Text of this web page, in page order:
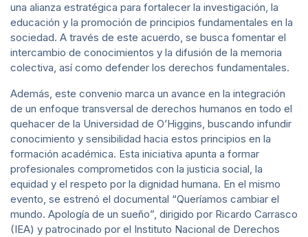
una alianza estratégica para fortalecer la investigación, la
educación y la promoción de principios fundamentales en la
sociedad. A través de este acuerdo, se busca fomentar el
intercambio de conocimientos y la difusión de la memoria
colectiva, así como defender los derechos fundamentales.
Además, este convenio marca un avance en la integración
de un enfoque transversal de derechos humanos en todo el
quehacer de la Universidad de O’Higgins, buscando infundir
conocimiento y sensibilidad hacia estos principios en la
formación académica. Esta iniciativa apunta a formar
profesionales comprometidos con la justicia social, la
equidad y el respeto por la dignidad humana. En el mismo
evento, se estrenó el documental “Queríamos cambiar el
mundo. Apología de un sueño”, dirigido por Ricardo Carrasco
(IEA) y patrocinado por el Instituto Nacional de Derechos